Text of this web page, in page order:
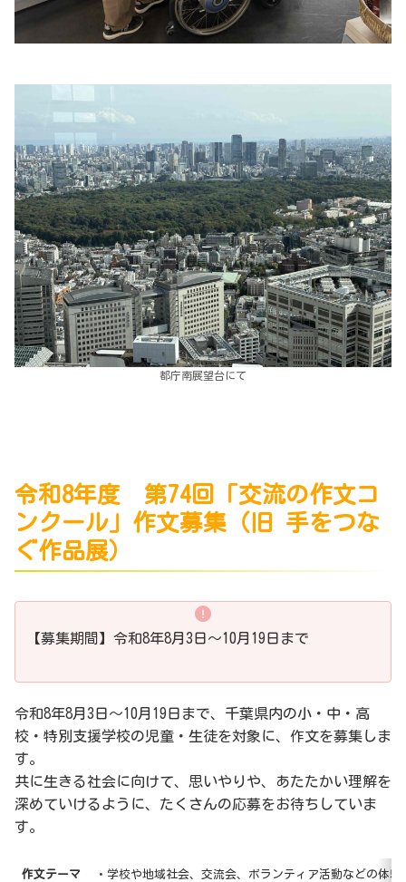
都庁南展望台にて
令和8年度 第74回「交流の作文コ
ンクール」作文募集（旧 手をつな
ぐ作品展）
【募集期間】令和8年8月3日～10月19日まで
令和8年8月3日～10月19日まで、千葉県内の小・中・高
校・特別支援学校の児童・生徒を対象に、作文を募集しま
す。
共に生きる社会に向けて、思いやりや、あたたかい理解を
深めていけるように、たくさんの応募をお待ちしていま
す。
作文テーマ
・学校や地域社会、交流会、ボランティア活動などの体